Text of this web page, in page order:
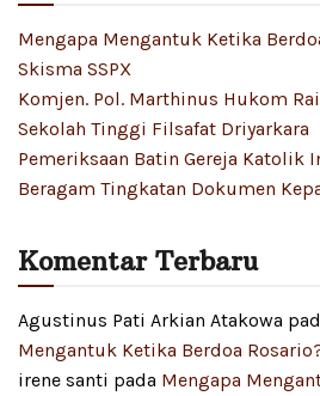
Mengapa Mengantuk Ketika
Skisma SSPX
Komjen. Pol. Marthinus Hukom
Sekolah Tinggi Filsafat Driyarkara
Pemeriksaan Batin Gereja Katolik
Beragam Tingkatan Dokumen
Komentar Terbaru
Agustinus Pati Arkian Atakowa
Mengantuk Ketika Berdoa
irene santi pada Mengapa